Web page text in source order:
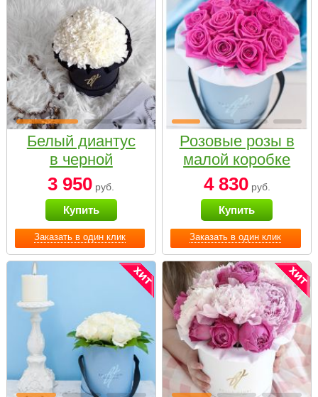
Заказать в один клик
Белый диантус
в черной
коробке Small
3 950 руб.
Купить
Заказать в один клик
Розовые розы в
малой коробке
4 830руб.
Купить